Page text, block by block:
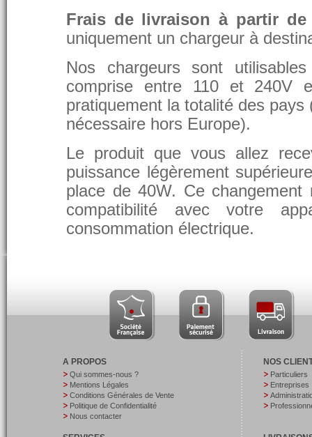
Frais de livraison à partir de
uniquement un chargeur à
Nos chargeurs sont
comprise entre 110 et 240V
pratiquement la totalité des
nécessaire hors Europe).
Le produit que vous allez
puissance légèrement
place de 40W. Ce
compatibilité avec votre
consommation électrique.
A PROPOS
Qui sommes-nous ?
Mentions Légales
Conditions Générales de Vente
Politique de Confidentialité
Nous contacter
NOS
Particuliers
Entreprises